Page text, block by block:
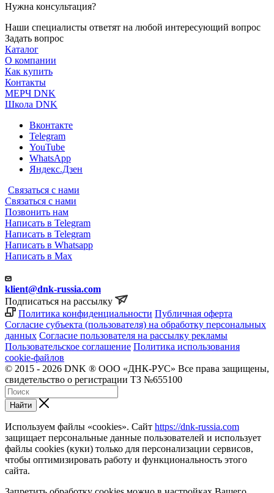
Нужна консультация?
Наши специалисты ответят на любой интересующий вопрос
Задать вопрос
Каталог
О компании
Как купить
Контакты
МЕРЧ DNK
Школа DNK
Вконтакте
Telegram
YouTube
WhatsApp
Яндекс.Дзен
Связаться с нами
Связаться с нами
Позвонить нам
Написать в Telegram
Написать в Telegram
Написать в Whatsapp
Написать в Max
klient@dnk-russia.com
Подписаться на рассылку
Политика конфиденциальности Публичная оферта
Согласие субъекта (пользователя) на обработку персональных
данных Согласие пользователя на рассылку рекламы
Пользовательское соглашение Политика использования
cookie-файлов
© 2015 - 2026 DNK ® ООО «ДНК-РУС» Все права защищены,
свидетельство о регистрации ТЗ №655100
Найти
Используем файлы «cookies». Сайт https://dnk-russia.com
защищает персональные данные пользователей и использует
файлы cookies (куки) только для персонализации сервисов,
чтобы оптимизировать работу и функциональность этого
сайта.